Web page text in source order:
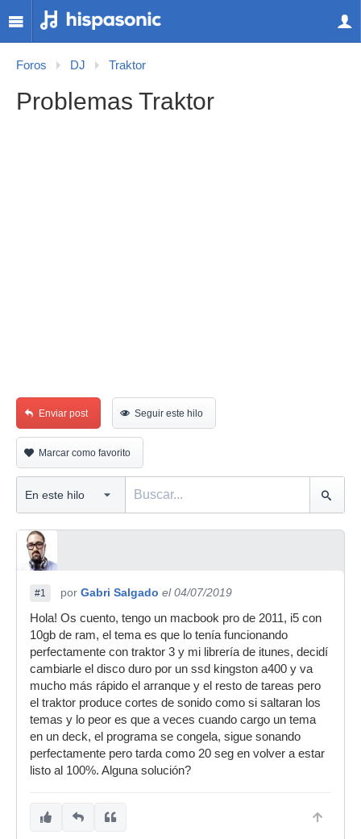
Foros DJ Traktor
Problemas Traktor
Enviar post Seguir este hilo
Marcar como favorito
#1 por Gabri Salgado el 04/07/2019
Hola! Os cuento, tengo un macbook pro de 2011, i5 con
10gb de ram, el tema es que lo tenía funcionando
perfectamente con traktor 3 y mi librería de itunes, decidí
cambiarle el disco duro por un ssd kingston a400 y va
mucho más rápido el arranque y el resto de tareas pero
el traktor produce cortes de sonido como si saltaran los
temas y lo peor es que a veces cuando cargo un tema
en un deck, el programa se congela, sigue sonando
perfectamente pero tarda como 20 seg en volver a estar
listo al 100%. Alguna solución?